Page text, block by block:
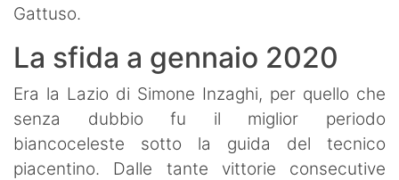
Gattuso.
La sfida a gennaio 2020
Era la Lazio di Simone Inzaghi, per quello che
senza dubbio fu il miglior periodo
biancoceleste sotto la guida del tecnico
piacentino. Dalle tante vittorie consecutive